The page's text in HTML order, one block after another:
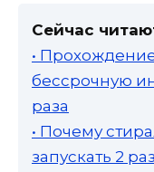
Сейчас
•
бессрочную
раза
• Почему
запускать 2